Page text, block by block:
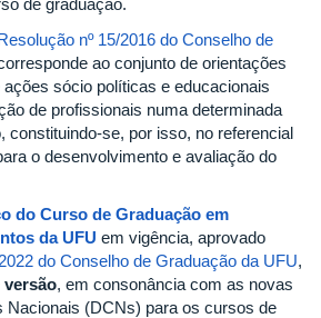
de graduação.
nº 15/2016 do Conselho de
ao conjunto de orientações
sócio políticas e educacionais
de profissionais numa determinada
constituindo-se, por isso, no referencial
o desenvolvimento e avaliação do
do Curso de Graduação em
da UFU em vigência, aprovado
do Conselho de Graduação da UFU,
versão, em consonância com as novas
Nacionais (DCNs) para os cursos de